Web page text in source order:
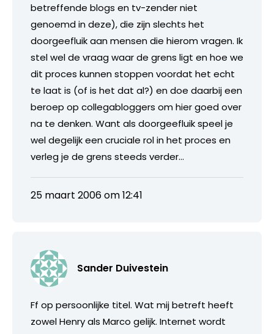
betreffende blogs en tv-zender niet
genoemd in deze), die zijn slechts het
doorgeefluik aan mensen die hierom vragen. Ik
stel wel de vraag waar de grens ligt en hoe we
dit proces kunnen stoppen voordat het echt
te laat is (of is het dat al?) en doe daarbij een
beroep op collegabloggers om hier goed over
na te denken. Want als doorgeefluik speel je
wel degelijk een cruciale rol in het proces en
verleg je de grens steeds verder…
25 maart 2006 om 12:41
Sander Duivestein
Ff op persoonlijke titel. Wat mij betreft heeft
zowel Henry als Marco gelijk. Internet wordt